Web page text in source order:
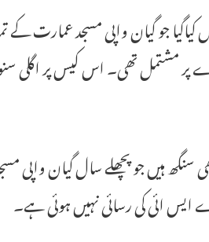
جو گیان واپی مسجد عمارت کے
سنگھ ہیں جو پچھلے سال گیان
ائی کی رسائی نہیں ہوئی ہے۔